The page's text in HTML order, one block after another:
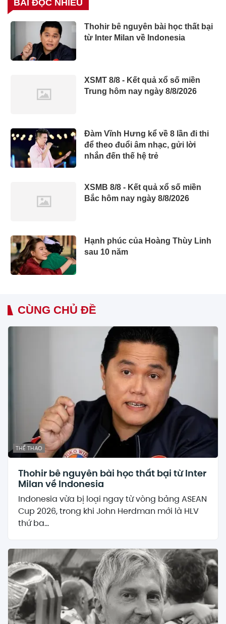
BÀI ĐỌC NHIỀU
Thohir bê nguyên bài học thất bại
từ Inter Milan về Indonesia
XSMT 8/8 - Kết quả xổ số miền
Trung hôm nay ngày 8/8/2026
Đàm Vĩnh Hưng kể về 8 lần đi thi
để theo đuổi âm nhạc, gửi lời
nhắn đến thế hệ trẻ
XSMB 8/8 - Kết quả xổ số miền
Bắc hôm nay ngày 8/8/2026
Hạnh phúc của Hoàng Thùy Linh
sau 10 năm
CÙNG CHỦ ĐỀ
THỂ THAO
Thohir bê nguyên bài học thất bại từ Inter
Milan về Indonesia
Indonesia vừa bị loại ngay từ vòng bảng ASEAN
Cup 2026, trong khi John Herdman mới là HLV
thứ ba...